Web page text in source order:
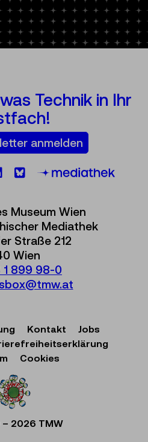
Technik in Ihr
anmelden
LinkedIn
Bluesky
Museum Wien
Mediathek
Straße 212
Wien
1 899 98-0
Kontakt
Jobs
Cookies
2026 TMW